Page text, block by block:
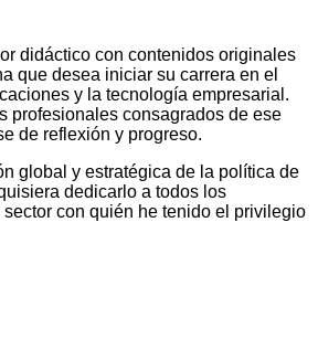
didáctico con contenidos originales
que desea iniciar su carrera en el
y la tecnología empresarial.
profesionales consagrados de ese
de reflexión y progreso.
global y estratégica de la política de
dedicarlo a todos los
con quién he tenido el privilegio